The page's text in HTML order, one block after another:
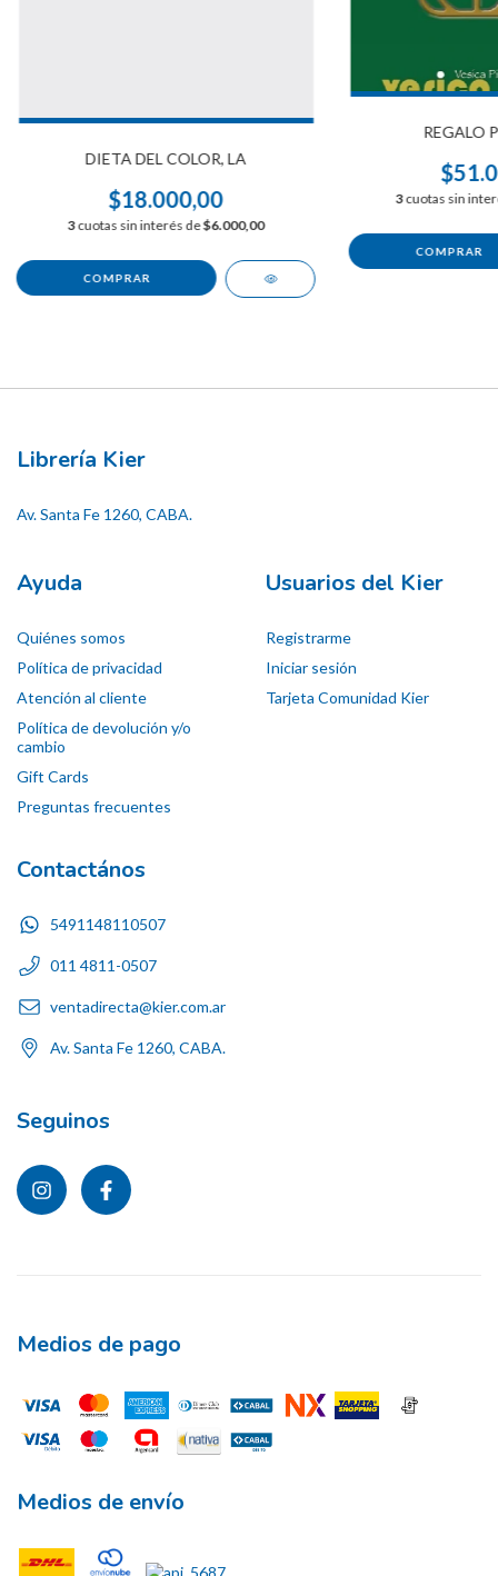
DIETA DEL COLOR, LA
$18.000,00
3cuotas sin interés de$6.000,00
REGALO
3cuotas sin
Librería Kier
Av. Santa Fe 1260, CABA.
Ayuda
Quiénes somos
Política de privacidad
Atención al cliente
Política de devolución y/o
cambio
Gift Cards
Preguntas frecuentes
Usuarios del Kier
Registrarme
Iniciar sesión
Tarjeta Comunidad Kier
Contactános
5491148110507
011 4811-0507
ventadirecta@kier.com.ar
Av. Santa Fe 1260, CABA.
Seguinos
Medios de pago
Medios de envío